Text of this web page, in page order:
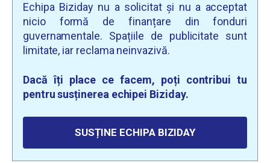
Echipa Biziday nu a solicitat și nu a acceptat
nicio formă de finanțare din fonduri
guvernamentale. Spațiile de publicitate sunt
limitate, iar reclama neinvazivă.
Dacă îți place ce facem, poți contribui tu
pentru susținerea echipei Biziday.
SUSȚINE ECHIPA BIZIDAY